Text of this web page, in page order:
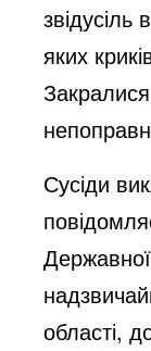
яких
Сусіди
області,